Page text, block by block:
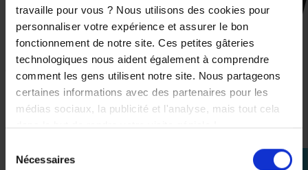
travaille pour vous ? Nous utilisons des cookies pour
personnaliser votre expérience et assurer le bon
fonctionnement de notre site. Ces petites gâteries
technologiques nous aident également à comprendre
comment les gens utilisent notre site. Nous partageons
certaines informations avec des partenaires pour les
médias sociaux, la publicité et l'analyse, mais tout cela
dans le but de rendre votre visite géniale !
Nécessaires perm_identity
CES PRODUITS SONT
SUSCEPTIBLES DE VOUS
INTÉRESSER